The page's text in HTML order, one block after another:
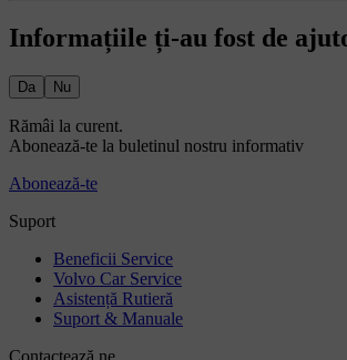
Informațiile ți-au fost de
Da Nu